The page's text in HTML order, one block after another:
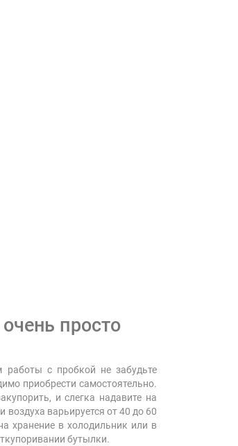
просто
с пробкой не забудьте
приобрести самостоятельно.
и слегка надавите на
варьируется от 40 до 60
хранение в холодильник или в
бутылки.